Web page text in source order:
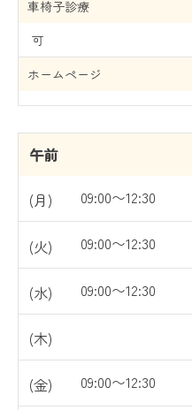
車椅子診療
可
ホームページ
午前
09:00〜12:30
09:00〜12:30
09:00〜12:30
09:00〜12:30